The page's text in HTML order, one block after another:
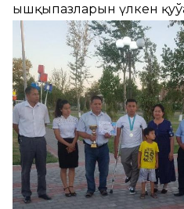
ышқыпазларын үлкен